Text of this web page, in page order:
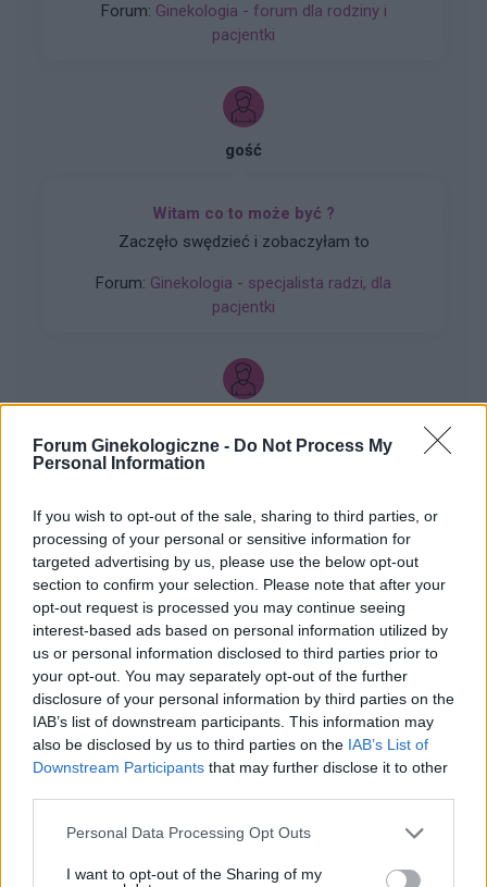
Forum Ginekologiczne - Do Not Process My
Personal Information
If you wish to opt-out of the sale, sharing to third parties, or
processing of your personal or sensitive information for
targeted advertising by us, please use the below opt-out
section to confirm your selection. Please note that after your
opt-out request is processed you may continue seeing
interest-based ads based on personal information utilized by
us or personal information disclosed to third parties prior to
your opt-out. You may separately opt-out of the further
disclosure of your personal information by third parties on the
IAB’s list of downstream participants. This information may
also be disclosed by us to third parties on the IAB’s List of
Downstream Participants that may further disclose it to other
Personal Data Processing Opt Outs
I want to opt-out of the Sharing of my
zwiększone wypadanie włosów oraz pieczenie
skory glowy przy dotyku. Kiedy u Was po
zmniejszyło wypadanie włosów? Też miałyście
takie problemy?
Forum: Ginekologia - forum dla rodziny i
pacjentki
gość
Witam co to może być ?
Zaczęło swędzieć i zobaczyłam to
Forum: Ginekologia - specjalista radzi, dla
pacjentki
Cześć, Z różnymi infekcjami intymnymi
zmagałam sie prawie dwa lata. Po długich
leczeniach udało mi sie z tego wyjść. Jednakze
problem pozostał, czuję ciągły dyskomfort oraz
mam zaczerwienienia w bruzdach między
wargowych. Posiewy są czyste. Lekarka
chciałaby wykonac u mnie osocze
bogatoplytkowe w te miejsca. Może któraś z
Was miala wykonywany tali zabieg i moze cos o
nim wiecej sie wypowiedzieć. Będę wdzięczna
za wszelkie informacje
Forum: Ginekologia - forum dla rodziny i
pacjentki
w_kob_1111
Zmiana tabloetek z Orliflique na Elliade
antykoncepcyjne ORLIFLIQUE. Na lewym jajniku
cm powiększyła się do 3 cm. Pani ginekolog
Forum:Antykoncepcja